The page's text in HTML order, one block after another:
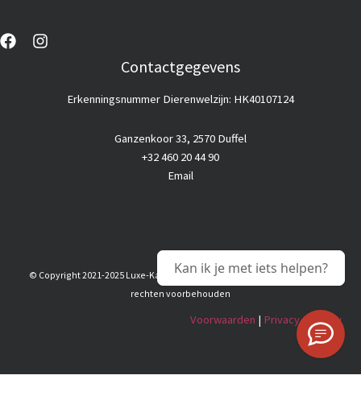
Contactgegevens
Erkenningsnummer Dierenwelzijn: HK40107124
Ganzenkoor 33, 2570 Duffel
+32 460 20 44 90
Email
© Copyright 2021-2025 Luxe-Kattenhotel |Goedkope webhosting© Alle
rechten voorbehouden
Voorwaarden | Privacy & Policy
Kan ik je met iets helpen?